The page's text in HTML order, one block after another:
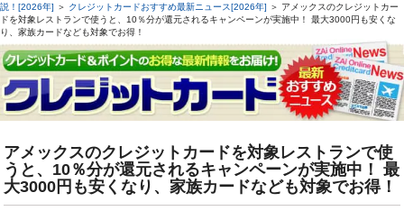
説！[2026年] ＞ クレジットカードおすすめ最新ニュース[2026年] ＞ アメックスのクレジットカー
ドを対象レストランで使うと、10％分が還元されるキャンペーンが実施中！ 最大3000円も安くな
り、家族カードなども対象でお得！
アメックスのクレジットカードを対象レストランで使
うと、10％分が還元されるキャンペーンが実施中！ 最
大3000円も安くなり、家族カードなども対象でお得！